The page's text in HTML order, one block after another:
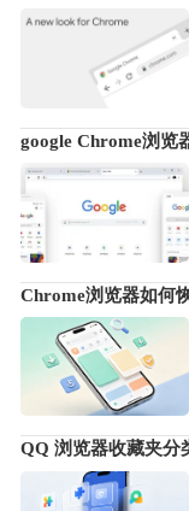
google Chrome浏览
Chrome浏览器如何
QQ 浏览器收藏夹分